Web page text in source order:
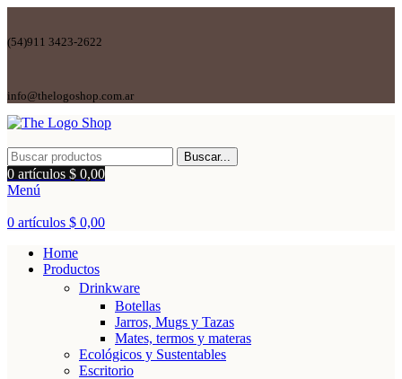
(54)911 3423-2622
info@thelogoshop.com.ar
Buscar...
0 artículos $ 0,00
Menú
0 artículos $ 0,00
Home
Productos
Drinkware
Botellas
Jarros, Mugs y Tazas
Mates, termos y materas
Ecológicos y Sustentables
Escritorio